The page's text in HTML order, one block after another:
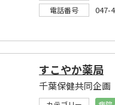
電話番号 047-
すこやか薬局
千葉保健共同企画